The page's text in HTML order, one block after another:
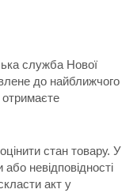
служба Нової
до найближчого
отримаєте
стан товару. У
невідповідності
акт у